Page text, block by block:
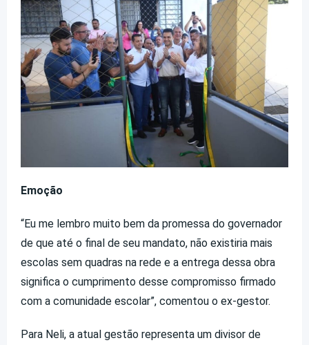
Emoção
“Eu me lembro muito bem da promessa do governador
de que até o final de seu mandato, não existiria mais
escolas sem quadras na rede e a entrega dessa obra
significa o cumprimento desse compromisso firmado
com a comunidade escolar”, comentou o ex-gestor.
Para Neli, a atual gestão representa um divisor de